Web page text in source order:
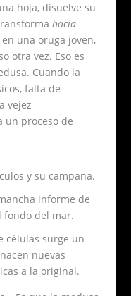
hoja, disuelve su
hacia
una oruga joven,
otra vez. Eso es
Cuando la
falta de
vejez
un proceso de
y su campana.
informe de
fondo del mar.
células surge un
nuevas
a la original.